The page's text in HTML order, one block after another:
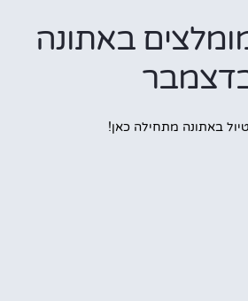
באתונה
מתחילה כאן!